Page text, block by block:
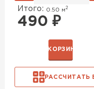
Итого: 0.50 м 2
490 ₽
РАССЧИТАТЬ
В КОРЗИНУ